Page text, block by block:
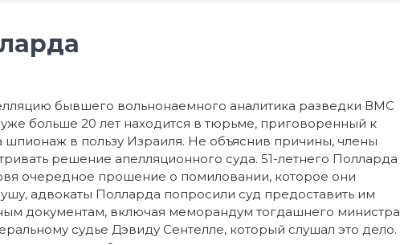
бывшего вольнонаемного аналитика разведки ВМС
больше 20 лет находится в тюрьме, приговоренный к
в пользу Израиля. Не объяснив причины, члены
решение апелляционного суда. 51-летнего Полларда
очередное прошение о помиловании, которое они
адвокаты Полларда попросили суд предоставить им
документам, включая меморандум тогдашнего министра
судье Дэвиду Сентелле, который слушал это дело.